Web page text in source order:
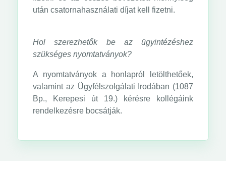
után csatornahasználati díjat kell fizetni.
Hol szerezhetők be az ügyintézéshez
szükséges nyomtatványok?
A nyomtatványok a honlapról letölthetőek,
valamint az Ügyfélszolgálati Irodában (1087
Bp., Kerepesi út 19.) kérésre kollégáink
rendelkezésre bocsátják.